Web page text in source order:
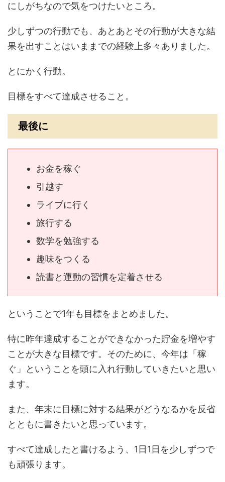
にしがちなので気をつけたいところ。
少しずつの行動でも、あとあとその行動が大きな結
果を出すことはいままでの経験上多々ありました。
とにかく行動。
目標をすべて達成させること。
最後に
お金を稼ぐ
引越す
ライブに行く
旅行する
数学を勉強する
趣味をつくる
読書と運動の習慣を定着させる
ということで1年も目標をまとめました。
特に昨年達成することができなかった貯金を増やす
ことが大きな目標です。そのために、今年は「稼
ぐ」ということを頭に入れ行動していきたいと思い
ます。
また、年末に目標に対する結果がどうなるかを反省
とともに書きたいと思っています。
すべて達成したと書けるよう、1日1日を少しずつで
も頑張ります。